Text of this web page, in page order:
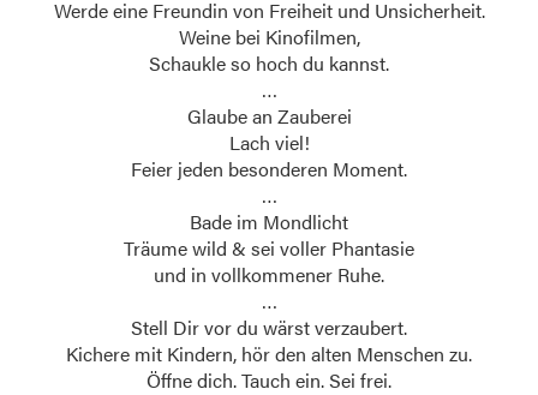
Werde eine Freundin von Freiheit und Unsicherheit.
Weine bei Kinofilmen,
Schaukle so hoch du kannst.
…
Glaube an Zauberei
Lach viel!
Feier jeden besonderen Moment.
…
Bade im Mondlicht
Träume wild & sei voller Phantasie
und in vollkommener Ruhe.
…
Stell Dir vor du wärst verzaubert.
Kichere mit Kindern, hör den alten Menschen zu.
Öffne dich. Tauch ein. Sei frei.